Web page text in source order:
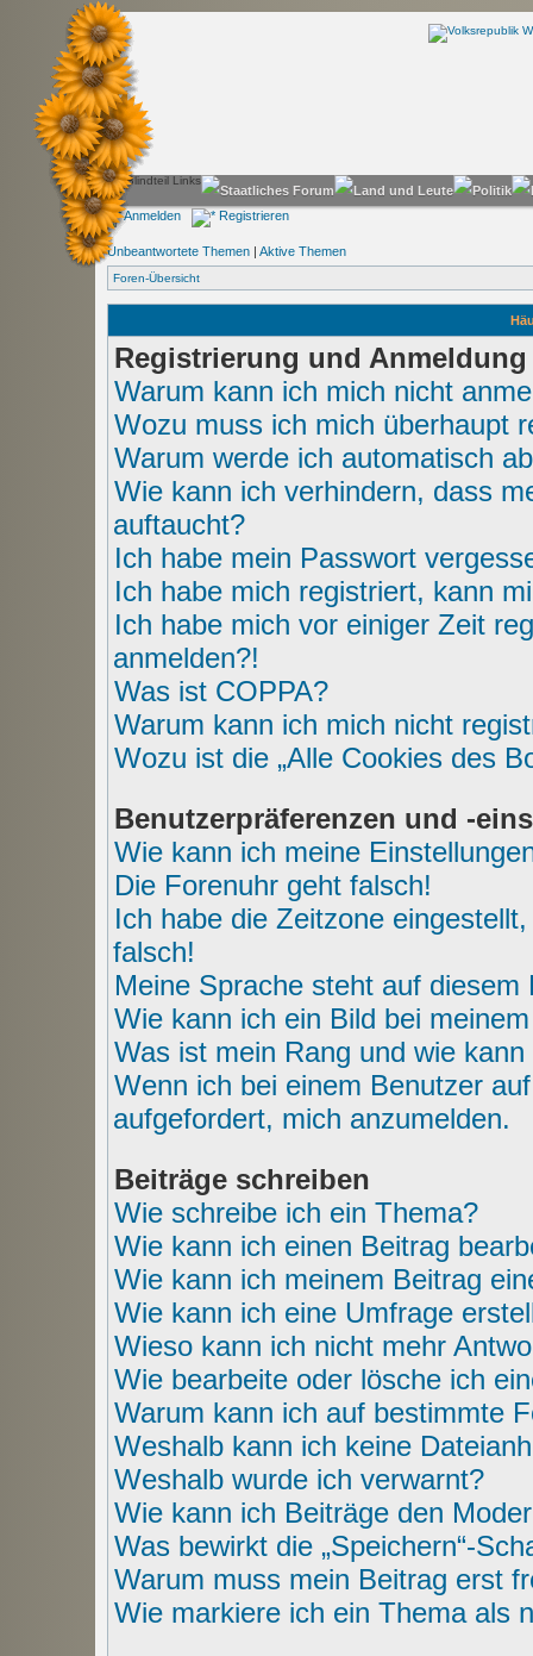
Anmelden Registrieren
Unbeantwortete Themen | Aktive Themen
Foren-Übersicht
Registrierung und Anmeldung
Warum kann ich mich nicht
Wozu muss ich mich überhaupt
Warum werde ich automatisch
Wie kann ich verhindern, dass
auftaucht?
Ich habe mein Passwort
Ich habe mich registriert, kann
Ich habe mich vor einiger Zeit
anmelden?!
Was ist COPPA?
Warum kann ich mich nicht
Wozu ist die „Alle Cookies des
Benutzerpräferenzen und -
Wie kann ich meine
Die Forenuhr geht falsch!
Ich habe die Zeitzone
falsch!
Meine Sprache steht auf
Wie kann ich ein Bild bei
Was ist mein Rang und wie
Wenn ich bei einem Benutzer
aufgefordert, mich anzumelden.
Beiträge schreiben
Wie schreibe ich ein Thema?
Wie kann ich einen Beitrag
Wie kann ich meinem Beitrag
Wie kann ich eine Umfrage
Wieso kann ich nicht mehr
Wie bearbeite oder lösche ich
Warum kann ich auf bestimmte
Weshalb kann ich keine
Weshalb wurde ich verwarnt?
Wie kann ich Beiträge den
Was bewirkt die „Speichern“-
Warum muss mein Beitrag erst
Wie markiere ich ein Thema als